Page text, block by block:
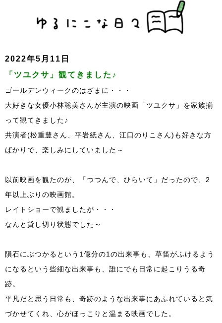
2022年5月11日
「ツユクサ」観てきました♪
ゴールデンウィークのはざまに・・・
大好きな女優小林聡美さんが主演の映画「ツユクサ」を家族揃
って観てきました♪
共演者(松重豊さん、平岩紙さん、江口のりこさん)も好きな方
ばかりで、楽しみにしていました～
以前映画を観たのが、「つつんで、ひらいて」だったので、2
年以上ぶりの映画館。
レイトショーで観ましたが・・・
なんと貸し切り状態でした～
隕石にぶつかるという1億分の1の出来事も、草笛がふけるよう
になるという些細な出来事も、誰にでも日常に起こりうる奇
跡。
平凡だと思う日常も、奇跡のような出来事にあふれていると気
づかせてくれ、心がほっこりと温まる映画でした。